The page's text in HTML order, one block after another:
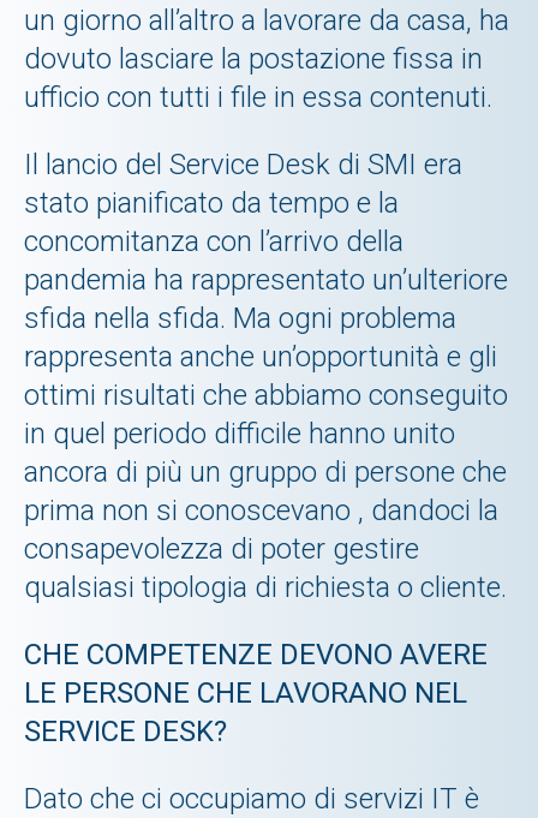
un giorno all’altro a lavorare da casa, ha
dovuto lasciare la postazione fissa in
ufficio con tutti i file in essa contenuti.
Il lancio del Service Desk di SMI era
stato pianificato da tempo e la
concomitanza con l’arrivo della
pandemia ha rappresentato un’ulteriore
sfida nella sfida. Ma ogni problema
rappresenta anche un’opportunità e gli
ottimi risultati che abbiamo conseguito
in quel periodo difficile hanno unito
ancora di più un gruppo di persone che
prima non si conoscevano , dandoci la
consapevolezza di poter gestire
qualsiasi tipologia di richiesta o cliente.
CHE COMPETENZE DEVONO AVERE
LE PERSONE CHE LAVORANO NEL
SERVICE DESK?
Dato che ci occupiamo di servizi IT è